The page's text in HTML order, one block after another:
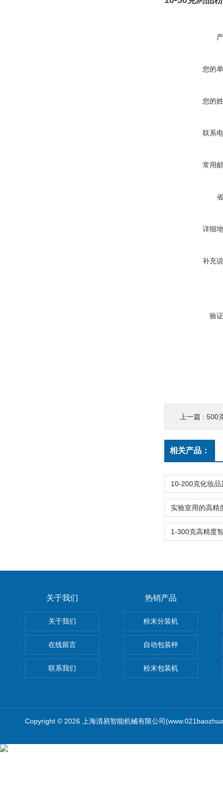
您的
您的
联系
常用
详细
补充
验
上一篇 : 500
相关产品：
关于我们
关于我们
在线留言
联系我们
热销产品
粉末分装机
自动包装秤
粉末包装机
Copyright © 2026 上海清易智能机械有限公司